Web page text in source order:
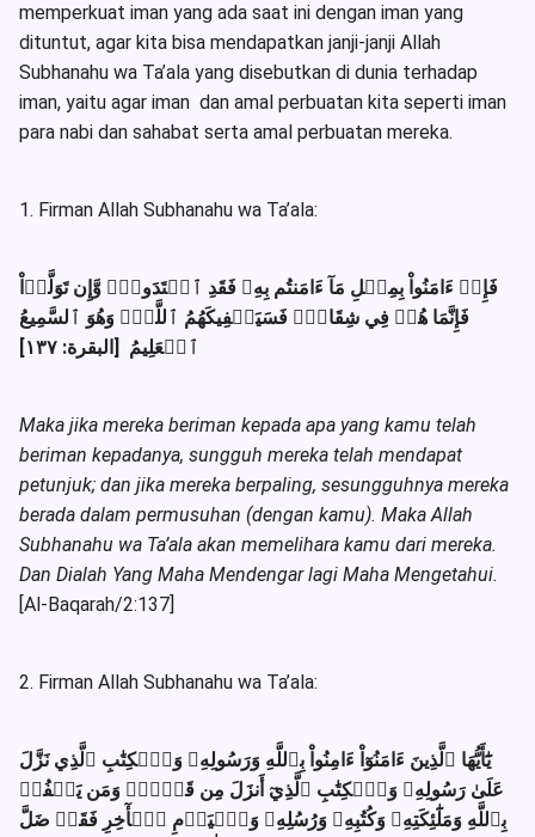
memperkuat iman yang ada saat ini dengan iman yang
dituntut, agar kita bisa mendapatkan janji-janji Allah
Subhanahu wa Ta’ala yang disebutkan di dunia terhadap
iman, yaitu agar iman dan amal perbuatan kita seperti iman
para nabi dan sahabat serta amal perbuatan mereka.
1. Firman Allah Subhanahu wa Ta’ala:
فَإِنۡ ءَامَنُواْ بِمِثۡلِ مَآ ءَامَنتُم بِهِۦ فَقَدِ ٱهۡتَدَواْۖ وَّإِن تَوَلَّوۡاْ
فَإِنَّمَا هُمۡ فِي شِقَاقٖۖ فَسَيَكۡفِيكَهُمُ ٱللَّهُۚ وَهُوَ ٱلسَّمِيعُ
Maka jika mereka beriman kepada apa yang kamu telah
beriman kepadanya, sungguh mereka telah mendapat
petunjuk; dan jika mereka berpaling, sesungguhnya mereka
berada dalam permusuhan (dengan kamu). Maka Allah
Subhanahu wa Ta’ala akan memelihara kamu dari mereka.
Dan Dialah Yang Maha Mendengar lagi Maha Mengetahui.
[Al-Baqarah/2:137]
2. Firman Allah Subhanahu wa Ta’ala:
يَٰٓأَيُّهَا ٱلَّذِينَ ءَامَنُوٓاْ ءَامِنُواْ بِٱللَّهِ وَرَسُولِهِۦ وَٱلۡكِتَٰبِ ٱلَّذِي نَزَّلَ
عَلَىٰ رَسُولِهِۦ وَٱلۡكِتَٰبِ ٱلَّذِيٓ أَنزَلَ مِن قَبۡلُۚ وَمَن يَكۡفُرۡ
بِٱللَّهِ وَمَلَٰٓئِكَتِهِۦ وَكُتُبِهِۦ وَرُسُلِهِۦ وَٱلۡيَوۡمِ ٱلۡأٓخِرِ فَقَدۡ ضَلَّ